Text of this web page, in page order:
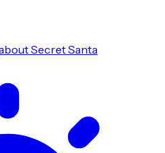
Secret Santa